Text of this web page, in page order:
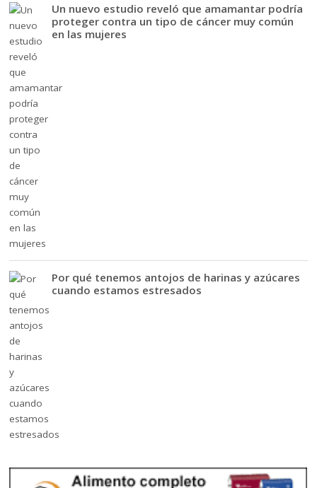
Un nuevo estudio reveló que amamantar podría
proteger contra un tipo de cáncer muy común
en las mujeres
Por qué tenemos antojos de harinas y azúcares
cuando estamos estresados